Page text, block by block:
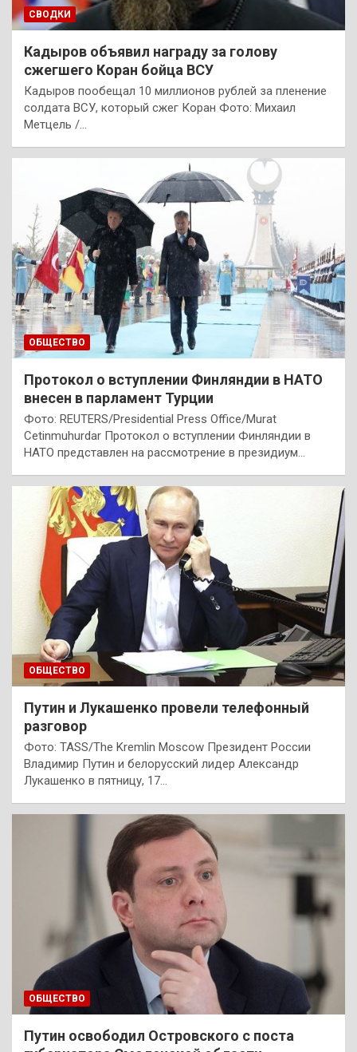
СВОДКИ
Кадыров объявил награду за голову
сжегшего Коран бойца ВСУ
Кадыров пообещал 10 миллионов рублей за пленение
солдата ВСУ, который сжег Коран Фото: Михаил
Метцель /…
ОБЩЕСТВО
Протокол о вступлении Финляндии в НАТО
внесен в парламент Турции
Фото: REUTERS/Presidential Press Office/Murat
Cetinmuhurdar Протокол о вступлении Финляндии в
НАТО представлен на рассмотрение в президиум…
ОБЩЕСТВО
Путин и Лукашенко провели телефонный
разговор
Фото: TASS/The Kremlin Moscow Президент России
Владимир Путин и белорусский лидер Александр
Лукашенко в пятницу, 17…
ОБЩЕСТВО
Путин освободил Островского с поста